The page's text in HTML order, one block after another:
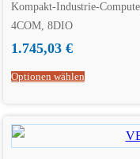
Kompakt-Industrie-
4COM, 8DIO
1.745,03 €
Optionen wählen